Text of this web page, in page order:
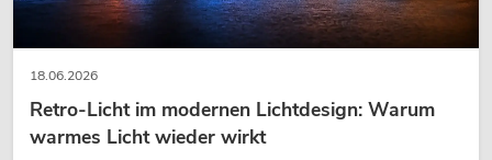
18.06.2026
Retro-Licht im modernen Lichtdesign: Warum
warmes Licht wieder wirkt